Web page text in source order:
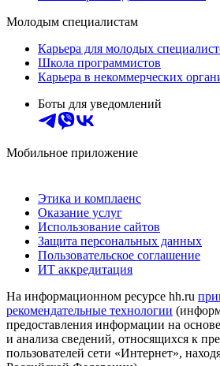
Молодым специалистам
Карьера для молодых
Школа программистов
Карьера в некоммерческих
Боты для уведомлений
Мобильное приложение
Этика и комплаенс
Оказание услуг
Использование сайтов
Защита персональных данных
Пользовательское соглашение
ИТ аккредитация
На информационном ресурсе hh.ru
рекомендательные технологии
предоставления информации на
и анализа сведений, относящихся к
пользователей сети «Интернет»,